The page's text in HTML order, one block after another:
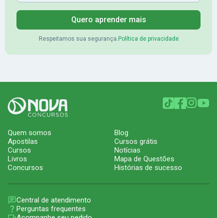
Quero aprender mais
Respeitamos sua segurança. Política de privacidade
Quem somos
Apostilas
Cursos
Livros
Concursos
Blog
Cursos grátis
Notícias
Mapa de Questões
Histórias de sucesso
Central de atendimento
Perguntas frequentes